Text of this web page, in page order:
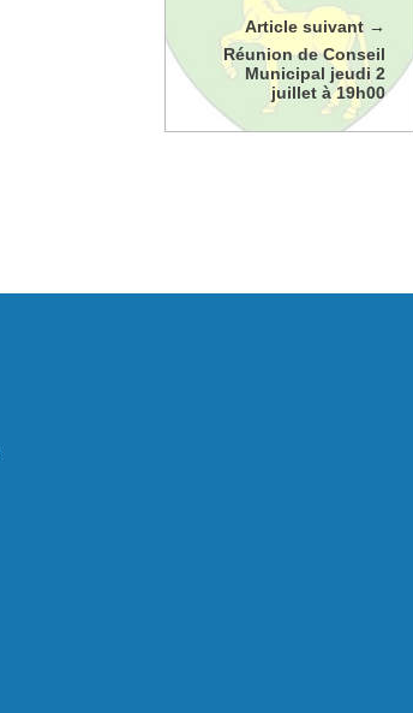
Article suivant
Réunion de Conseil
Municipal jeudi 2
juillet à 19h00